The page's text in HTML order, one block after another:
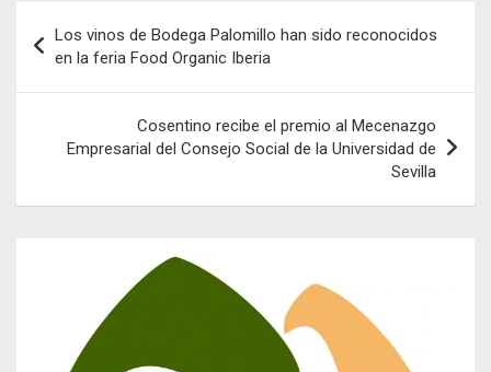
de
entradas
Los vinos de Bodega Palomillo han sido reconocidos
en la feria Food Organic Iberia
Cosentino recibe el premio al Mecenazgo
Empresarial del Consejo Social de la Universidad de
Sevilla